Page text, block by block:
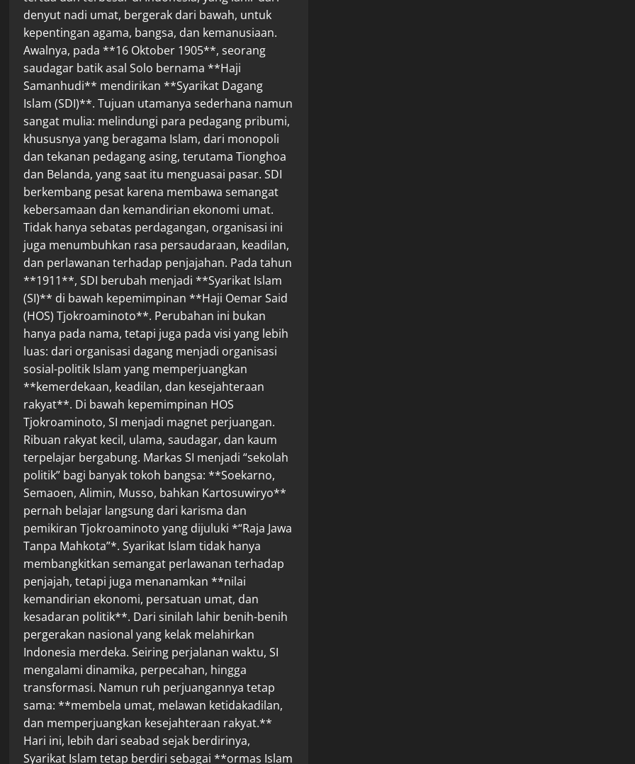
denyut nadi umat, bergerak dari bawah, untuk
kepentingan agama, bangsa, dan kemanusiaan.
Awalnya, pada **16 Oktober 1905**, seorang
saudagar batik asal Solo bernama **Haji
Samanhudi** mendirikan **Syarikat Dagang
Islam (SDI)**. Tujuan utamanya sederhana namun
sangat mulia: melindungi para pedagang pribumi,
khususnya yang beragama Islam, dari monopoli
dan tekanan pedagang asing, terutama Tionghoa
dan Belanda, yang saat itu menguasai pasar. SDI
berkembang pesat karena membawa semangat
kebersamaan dan kemandirian ekonomi umat.
Tidak hanya sebatas perdagangan, organisasi ini
juga menumbuhkan rasa persaudaraan, keadilan,
dan perlawanan terhadap penjajahan. Pada tahun
**1911**, SDI berubah menjadi **Syarikat Islam
(SI)** di bawah kepemimpinan **Haji Oemar Said
(HOS) Tjokroaminoto**. Perubahan ini bukan
hanya pada nama, tetapi juga pada visi yang lebih
luas: dari organisasi dagang menjadi organisasi
sosial-politik Islam yang memperjuangkan
**kemerdekaan, keadilan, dan kesejahteraan
rakyat**. Di bawah kepemimpinan HOS
Tjokroaminoto, SI menjadi magnet perjuangan.
Ribuan rakyat kecil, ulama, saudagar, dan kaum
terpelajar bergabung. Markas SI menjadi “sekolah
politik” bagi banyak tokoh bangsa: **Soekarno,
Semaoen, Alimin, Musso, bahkan Kartosuwiryo**
pernah belajar langsung dari karisma dan
pemikiran Tjokroaminoto yang dijuluki *“Raja Jawa
Tanpa Mahkota”*. Syarikat Islam tidak hanya
membangkitkan semangat perlawanan terhadap
penjajah, tetapi juga menanamkan **nilai
kemandirian ekonomi, persatuan umat, dan
kesadaran politik**. Dari sinilah lahir benih-benih
pergerakan nasional yang kelak melahirkan
Indonesia merdeka. Seiring perjalanan waktu, SI
mengalami dinamika, perpecahan, hingga
transformasi. Namun ruh perjuangannya tetap
sama: **membela umat, melawan ketidakadilan,
dan memperjuangkan kesejahteraan rakyat.**
Hari ini, lebih dari seabad sejak berdirinya,
Syarikat Islam tetap berdiri sebagai **ormas Islam